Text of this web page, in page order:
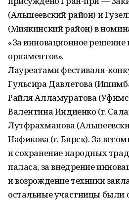
(Альшеевский район) и
(Миякинский район) в
«За инновационное
орнаментов».
Лауреатами фестиваля-
Гульсира Давлетова
Райля Алламуратова
Валентина Индиенко (г.
Лутфрахманова
Нафикова (г. Бирск). За
и сохранение народных
паласа, за внедрение
и возрождение техники
остальные участницы были